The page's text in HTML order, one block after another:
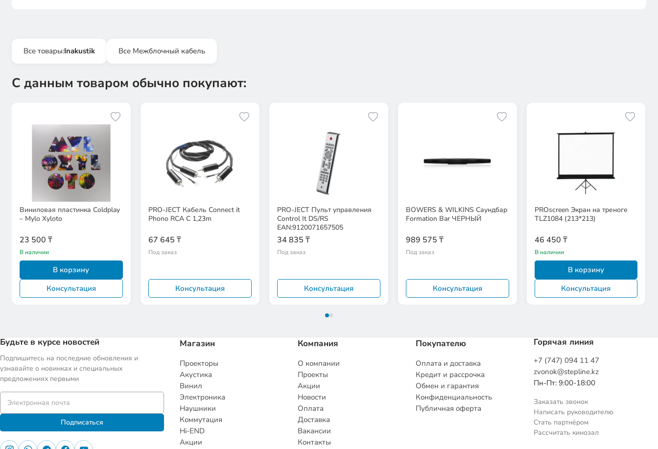
Все товары:Inakustik Все Межблочный кабель
С данным товаром обычно покупают:
Виниловая пластинка Coldplay
– Mylo Xyloto
23 500 ₸
В наличии
В корзину
Консультация
PRO-JECT Кабель Conneсt it
Phono RCA С 1,23m
67 645 ₸
Под заказ
Консультация
PRO-JECT Пульт управления
Control It DS/RS
EAN:9120071657505
34 835 ₸
Под заказ
Консультация
BOWERS & WILKINS Саундбар
Formation Bar ЧЕРНЫЙ
989 575 ₸
Под заказ
Консультация
PROscreen Экран на треноге
TLZ1084 (213*213)
46 450 ₸
В наличии
В корзину
Консультация
Будьте в курсе новостей
Подпишитесь на последние обновления и
узнавайте о новинках и специальных
предложениях первыми
Подписаться
Магазин
Проекторы
Акустика
Винил
Электроника
Наушники
Коммутация
Hi-END
Акции
Компания
О компании
Проекты
Акции
Новости
Оплата
Доставка
Вакансии
Контакты
Покупателю
Оплата и доставка
Кредит и рассрочка
Обмен и гарантия
Конфиденциальность
Публичная оферта
Горячая линия
+7 (747) 094 11 47
zvonok@stepline.kz
Пн-Пт: 9:00-18:00
Заказать звонок
Написать руководителю
Стать партнёром
Рассчитать кинозал